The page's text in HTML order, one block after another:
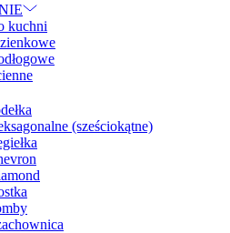
kuchni
(sześciokątne)